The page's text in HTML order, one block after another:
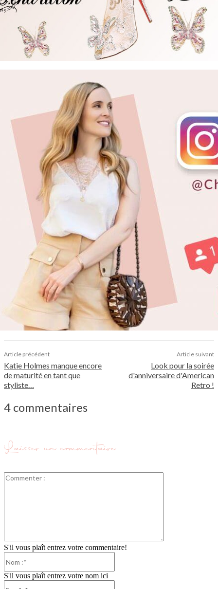
Article précédent
Katie Holmes manque encore
de maturité en tant que
styliste…
Article suivant
Look pour la soirée
d'anniversaire d'American
Retro !
4 commentaires
Laisser un commentaire
S'il vous plaît entrez votre commentaire!
S'il vous plaît entrez votre nom ici